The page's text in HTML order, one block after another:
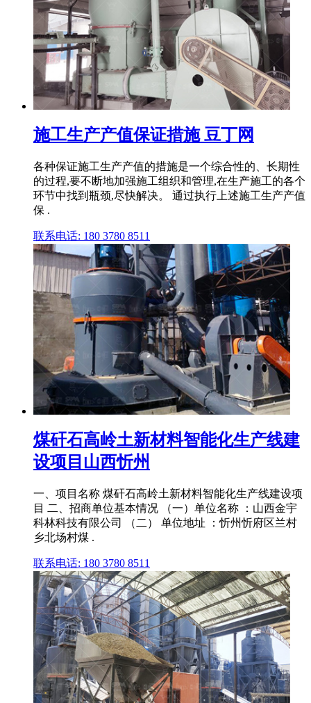
施工生产产值保证措施 豆丁网
各种保证施工生产产值的措施是一个综合性的、长期性
的过程,要不断地加强施工组织和管理,在生产施工的各个
环节中找到瓶颈,尽快解决。 通过执行上述施工生产产值
保 .
联系电话: 180 3780 8511
煤矸石高岭土新材料智能化生产线建
设项目山西忻州
一、项目名称 煤矸石高岭土新材料智能化生产线建设项
目 二、招商单位基本情况 （一）单位名称 ：山西金宇
科林科技有限公司 （二） 单位地址 ：忻州忻府区兰村
乡北场村煤 .
联系电话: 180 3780 8511